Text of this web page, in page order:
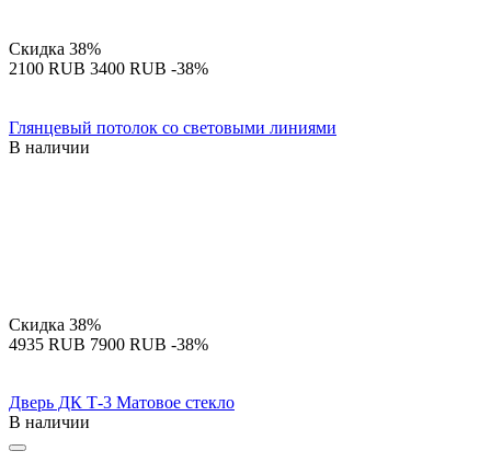
Скидка 38%
‍2100‍ RUB ‍3400‍ RUB -38%
Глянцевый потолок со световыми линиями
В наличии
Скидка 38%
‍4935‍ RUB ‍7900‍ RUB -38%
Дверь ДК Т-3 Матовое стекло
В наличии